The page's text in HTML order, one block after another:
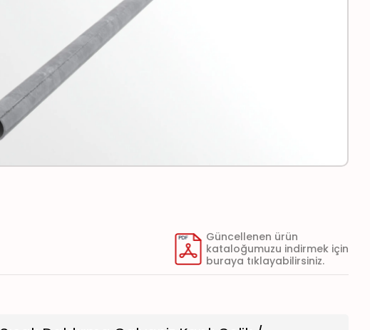
Güncellenen ürün
kataloğumuzu indirmek için
buraya tıklayabilirsiniz.